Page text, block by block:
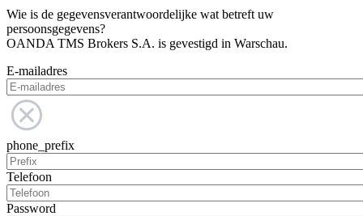
Wie is de gegevensverantwoordelijke wat betreft uw
persoonsgegevens?
OANDA TMS Brokers S.A. is gevestigd in Warschau.
E-mailadres
phone_prefix
Telefoon
Password